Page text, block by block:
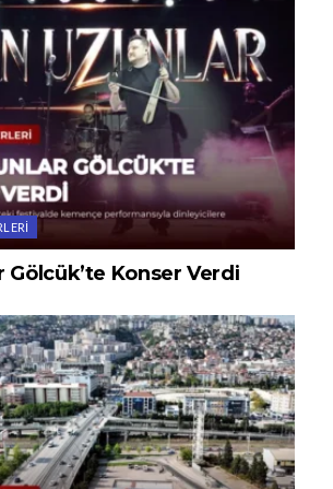
Gölcük’te Konser Verdi